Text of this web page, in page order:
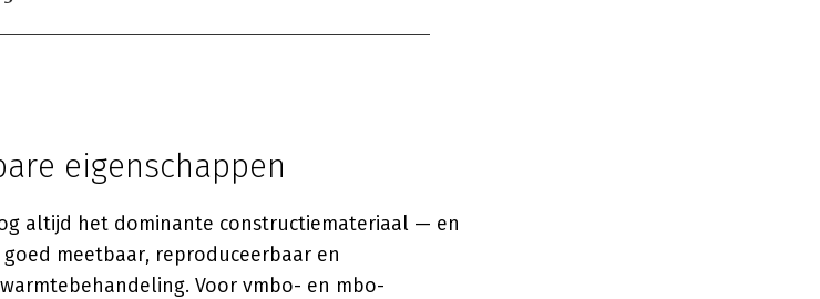
eigenschappen
altijd het dominante constructiemateriaal — en
meetbaar, reproduceerbaar en
Voor vmbo- en mbo-